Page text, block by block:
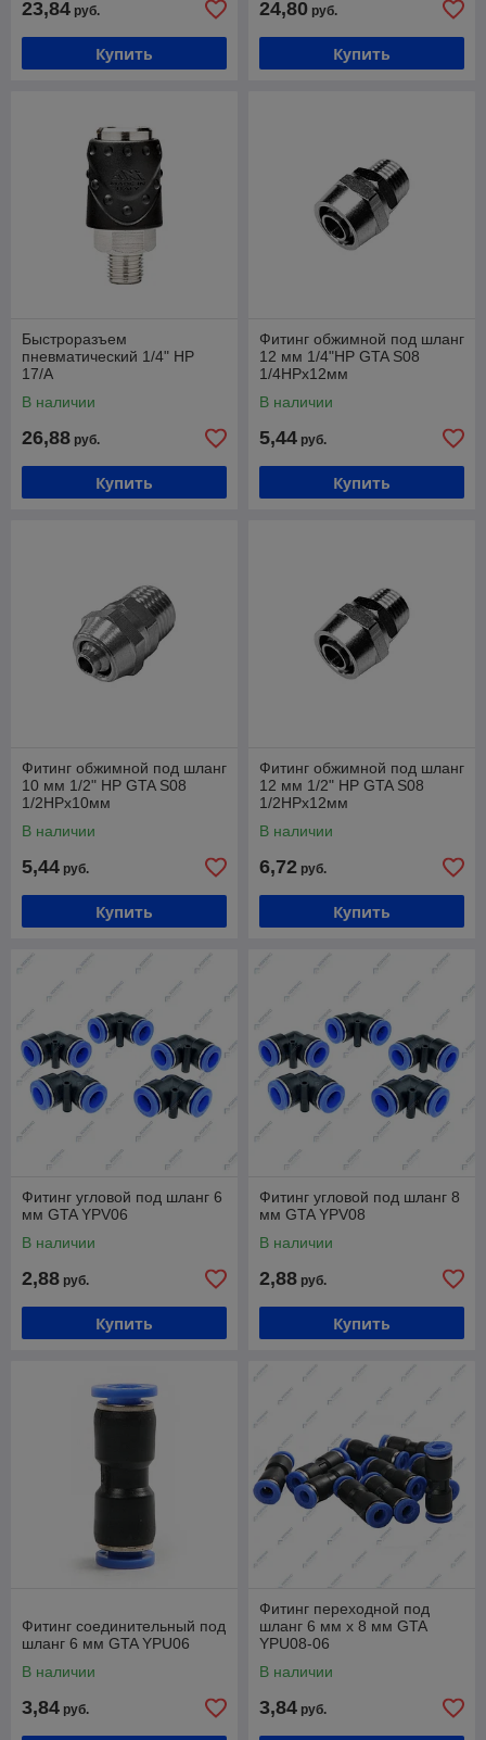
23,84 руб.
Купить
24,80 руб.
Купить
Быстроразъем
пневматический 1/4" НP
17/A
В наличии
26,88 руб.
Купить
Фитинг обжимной под шланг
12 мм 1/4"НР GTA S08
1/4НРх12мм
В наличии
5,44 руб.
Купить
Фитинг обжимной под шланг
10 мм 1/2" НР GTA S08
1/2НРх10мм
В наличии
5,44 руб.
Купить
Фитинг обжимной под шланг
12 мм 1/2" НР GTA S08
1/2НРх12мм
В наличии
6,72 руб.
Купить
Фитинг угловой под шланг 6
мм GTA YPV06
В наличии
2,88 руб.
Купить
Фитинг угловой под шланг 8
мм GTA YPV08
В наличии
2,88 руб.
Купить
Фитинг соединительный под
шланг 6 мм GTA YPU06
В наличии
3,84 руб.
Фитинг переходной под
шланг 6 мм х 8 мм GTA
YPU08-06
В наличии
3,84 руб.